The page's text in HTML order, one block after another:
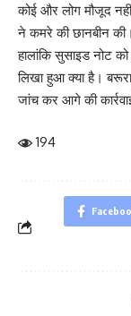
कोई और लोग मौजूद
ने कमरे की छानबीन
हालांकि सुसाइड नोट
लिखा हुआ क्या है।
जांच कर आगे की
194